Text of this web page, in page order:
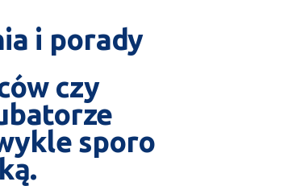
i porady
czy
sporo